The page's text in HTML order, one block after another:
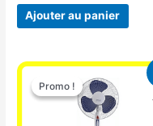
Ajouter au panier
Promo !
Promo !
Le
prix
initial
était :
10.000 CFA.
Le